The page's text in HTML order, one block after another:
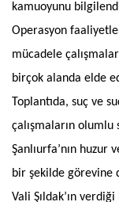
kamuoyunu
Operasyon
mücadele
birçok alanda elde
Toplantıda, suç ve
çalışmaların
Şanlıurfa’nın
bir şekilde görevine
Vali Şıldak’ın